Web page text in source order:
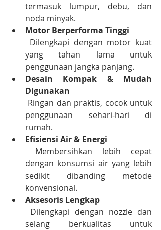
termasuk lumpur, debu, dan
noda minyak.
Motor Berperforma Tinggi
yang tahan lama untuk
penggunaan jangka panjang.
Desain Kompak & Mudah
Digunakan
penggunaan sehari-hari di
rumah.
Efisiensi Air & Energi
dengan konsumsi air yang lebih
sedikit dibanding metode
konvensional.
Aksesoris Lengkap
selang berkualitas untuk